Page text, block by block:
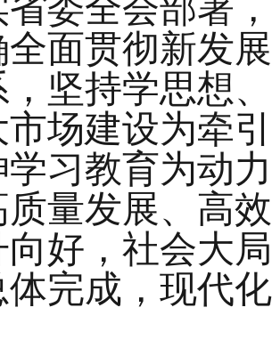
省委全会部署
全面贯彻新发
，坚持学思想
市场建设为牵
学习教育为动
质量发展、高
向好，社会大
体完成，现代